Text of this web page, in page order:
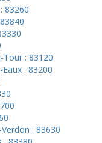
83260
Tour : 83120
: 83200
: 83630